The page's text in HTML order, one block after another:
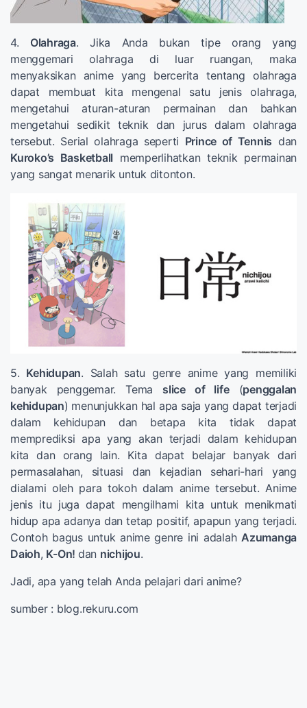
4. Olahraga. Jika Anda bukan tipe orang yang
menggemari olahraga di luar ruangan, maka
menyaksikan anime yang bercerita tentang olahraga
dapat membuat kita mengenal satu jenis olahraga,
mengetahui aturan-aturan permainan dan bahkan
mengetahui sedikit teknik dan jurus dalam olahraga
tersebut. Serial olahraga seperti Prince of Tennis dan
Kuroko’s Basketball memperlihatkan teknik permainan
yang sangat menarik untuk ditonton.
5. Kehidupan. Salah satu genre anime yang memiliki
banyak penggemar. Tema slice of life(penggalan
kehidupan) menunjukkan hal apa saja yang dapat terjadi
dalam kehidupan dan betapa kita tidak dapat
memprediksi apa yang akan terjadi dalam kehidupan
kita dan orang lain. Kita dapat belajar banyak dari
permasalahan, situasi dan kejadian sehari-hari yang
dialami oleh para tokoh dalam anime tersebut. Anime
jenis itu juga dapat mengilhami kita untuk menikmati
hidup apa adanya dan tetap positif, apapun yang terjadi.
Contoh bagus untuk anime genre ini adalah Azumanga
Daioh, K-On! dan nichijou.
Jadi, apa yang telah Anda pelajari dari anime?
sumber : blog.rekuru.com